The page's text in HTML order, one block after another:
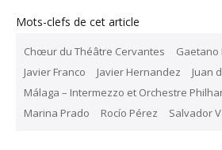
Mots-clefs de cet article
Chœur du Théâtre Cervantes
Gaetano
Javier Franco
Javier Hernandez
Juan
Málaga – Intermezzo et Orchestre
Marina Prado
Rocío Pérez Salvador